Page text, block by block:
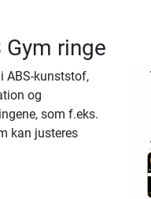
Gym ringe
ABS-kunststof,
og
som f.eks.
kan justeres